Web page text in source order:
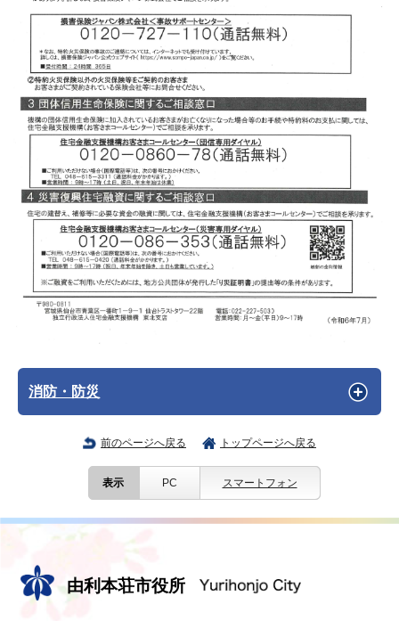
消防・防災
前のページへ戻る トップページへ戻る
表示 PC スマートフォン
由利本荘市役所